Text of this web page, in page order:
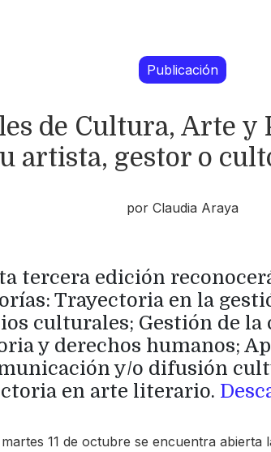
Publicación
de Cultura, Arte
artista, gestor o
por Claudia Araya
tercera edición
Trayectoria en la
culturales; Gestión de la
y derechos humanos;
y/o difusión
en arte literario.
11 de octubre se encuentra abierta